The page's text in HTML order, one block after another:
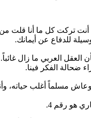
تركت كل ما أنا قلت من
للدفاع عن أيمانك.
العقل العربي ما زال
ضحالة الفكر فينا.
مسلماً أغلب حياته،
هو رقم 4.